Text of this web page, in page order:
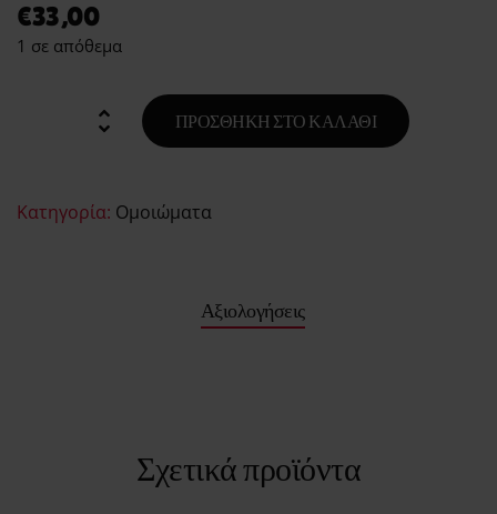
€33,00
1 σε απόθεμα
ΠΡΟΣΘΉΚΗ ΣΤΟ ΚΑΛΆΘΙ
Κατηγορία: Ομοιώματα
Αξιολογήσεις
Σχετικά προϊόντα